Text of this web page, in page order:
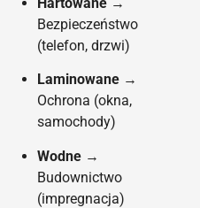
Bezpieczeństwo
(telefon, drzwi)
Laminowane →
Ochrona (okna,
samochody)
Wodne →
Budownictwo
(impregnacja)